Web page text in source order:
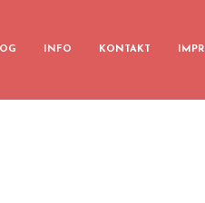
INFO KONTAKT